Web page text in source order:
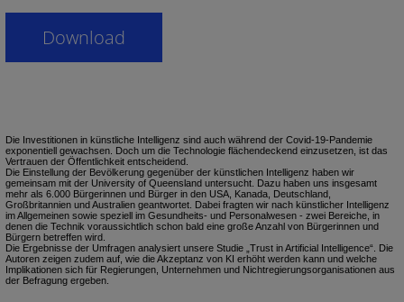
Die Investitionen in künstliche Intelligenz sind auch während der Covid-19-Pandemie
exponentiell gewachsen. Doch um die Technologie flächendeckend einzusetzen, ist das
Vertrauen der Öffentlichkeit entscheidend.
Die Einstellung der Bevölkerung gegenüber der künstlichen Intelligenz haben wir
gemeinsam mit der University of Queensland untersucht. Dazu haben uns insgesamt
mehr als 6.000 Bürgerinnen und Bürger in den USA, Kanada, Deutschland,
Großbritannien und Australien geantwortet. Dabei fragten wir nach künstlicher Intelligenz
im Allgemeinen sowie speziell im Gesundheits- und Personalwesen - zwei Bereiche, in
denen die Technik voraussichtlich schon bald eine große Anzahl von Bürgerinnen und
Bürgern betreffen wird.
Die Ergebnisse der Umfragen analysiert unsere Studie „Trust in Artificial Intelligence“. Die
Autoren zeigen zudem auf, wie die Akzeptanz von KI erhöht werden kann und welche
Implikationen sich für Regierungen, Unternehmen und Nichtregierungsorganisationen aus
der Befragung ergeben.